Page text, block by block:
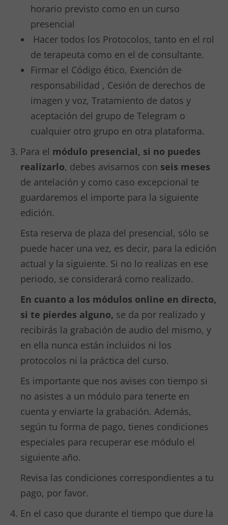
horario previsto como en un curso
presencial
Hacer todos los Protocolos, tanto en el rol
de terapeuta como en el de consultante.
Firmar el Código ético, Exención de
responsabilidad , Cesión de derechos de
imagen y voz, Tratamiento de datos y
aceptación del grupo de Telegram o
cualquier otro grupo en otra plataforma.
Para el módulo presencial, si no puedes
realizarlo, debes avisarnos con seis meses
de antelación y como caso excepcional te
guardaremos el importe para la siguiente
edición.
Esta reserva de plaza del presencial, sólo se
puede hacer una vez, es decir, para la edición
actual y la siguiente. Si no lo realizas en ese
periodo, se considerará como realizado.
En cuanto a los módulos online en directo,
si te pierdes alguno, se da por realizado y
recibirás la grabación de audio del mismo, y
en ella nunca están incluidos ni los
protocolos ni la práctica del curso.
Es importante que nos avises con tiempo si
no asistes a un módulo para tenerte en
cuenta y enviarte la grabación. Además,
según tu forma de pago, tienes condiciones
especiales para recuperar ese módulo el
siguiente año.
Revisa las condiciones correspondientes a tu
pago, por favor.
En el caso que durante el tiempo que dure la